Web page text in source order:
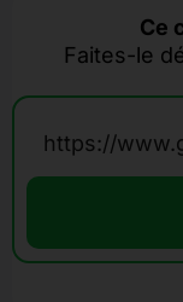
Ce
Faites-le